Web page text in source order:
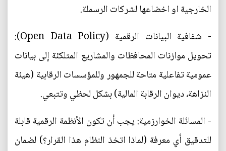
الخارجية او اخضاعها لشركات الرسملة.
- شفافية البيانات الرقمية (Open Data Policy):
تحويل موازنات المحافظات والمشاريع المتلكئة إلى بيانات
عمومية تفاعلية متاحة للجمهور وللمؤسسات الرقابية (هيئة
النزاهة، ديوان الرقابة المالية) بشكل لحظي وتتبعي.
- المسائلة الخوارزمية: يجب أن تكون الأنظمة الرقمية قابلة
للتدقيق أي معرفة (لماذا اتخذ النظام هذا القرار؟) لضمان